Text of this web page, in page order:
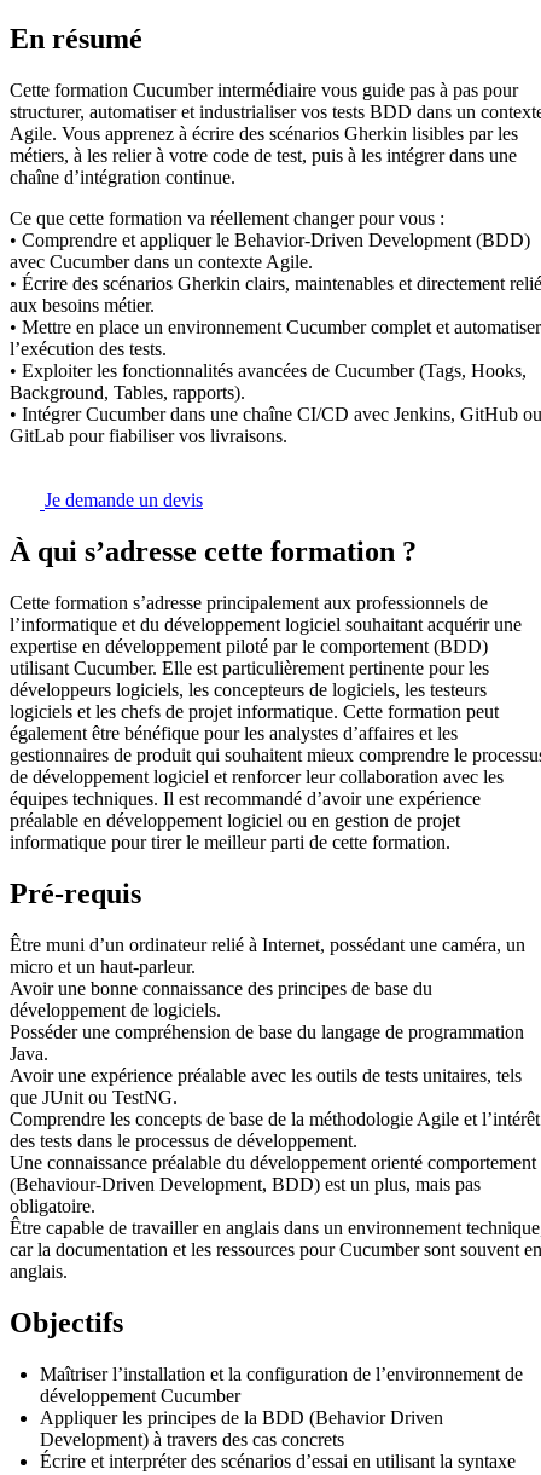
En résumé
Cette formation Cucumber intermédiaire vous guide pas à pas pour
structurer, automatiser et industrialiser vos tests BDD dans un
Agile. Vous apprenez à écrire des scénarios Gherkin lisibles par les
métiers, à les relier à votre code de test, puis à les intégrer dans une
chaîne d’intégration continue.
Ce que cette formation va réellement changer pour vous :
• Comprendre et appliquer le Behavior-Driven Development (BDD)
avec Cucumber dans un contexte Agile.
• Écrire des scénarios Gherkin clairs, maintenables et directement
aux besoins métier.
• Mettre en place un environnement Cucumber complet et automatiser
l’exécution des tests.
• Exploiter les fonctionnalités avancées de Cucumber (Tags, Hooks,
Background, Tables, rapports).
• Intégrer Cucumber dans une chaîne CI/CD avec Jenkins, GitHub ou
GitLab pour fiabiliser vos livraisons.
Je demande un devis
À qui s’adresse cette formation ?
Cette formation s’adresse principalement aux professionnels de
l’informatique et du développement logiciel souhaitant acquérir une
expertise en développement piloté par le comportement (BDD)
utilisant Cucumber. Elle est particulièrement pertinente pour les
développeurs logiciels, les concepteurs de logiciels, les testeurs
logiciels et les chefs de projet informatique. Cette formation peut
également être bénéfique pour les analystes d’affaires et les
gestionnaires de produit qui souhaitent mieux comprendre le
de développement logiciel et renforcer leur collaboration avec les
équipes techniques. Il est recommandé d’avoir une expérience
préalable en développement logiciel ou en gestion de projet
informatique pour tirer le meilleur parti de cette formation.
Pré-requis
Être muni d’un ordinateur relié à Internet, possédant une caméra, un
micro et un haut-parleur.
Avoir une bonne connaissance des principes de base du
développement de logiciels.
Posséder une compréhension de base du langage de programmation
Java.
Avoir une expérience préalable avec les outils de tests unitaires, tels
que JUnit ou TestNG.
Comprendre les concepts de base de la méthodologie Agile et l’intérêt
des tests dans le processus de développement.
Une connaissance préalable du développement orienté comportement
(Behaviour-Driven Development, BDD) est un plus, mais pas
obligatoire.
Être capable de travailler en anglais dans un environnement
car la documentation et les ressources pour Cucumber sont souvent en
anglais.
Objectifs
Maîtriser l’installation et la configuration de l’environnement de
développement Cucumber
Appliquer les principes de la BDD (Behavior Driven
Development) à travers des cas concrets
Écrire et interpréter des scénarios d’essai en utilisant la syntaxe